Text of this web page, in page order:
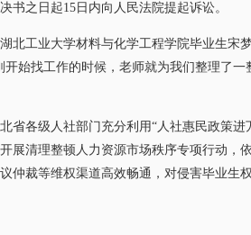
书之日起15日内向人民法院提起诉讼。
工业大学材料与化学工程学院毕业生宋
始找工作的时候，老师就为我们整理了
各级人社部门充分利用“人社惠民政策进
展清理整顿人力资源市场秩序专项行动，
仲裁等维权渠道高效畅通，对侵害毕业生